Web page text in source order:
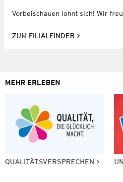
Vorbeischauen lohnt sich! Wir
ZUM FILIALFINDER
MEHR ERLEBEN
QUALITÄTSVERSPRECHEN